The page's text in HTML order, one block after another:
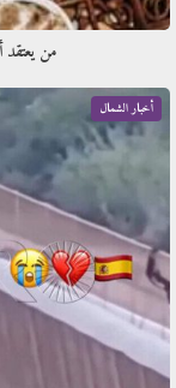
من يعتقد
أخبار الشمال